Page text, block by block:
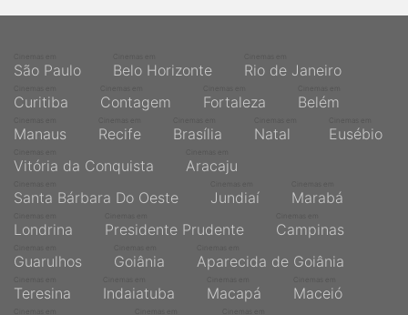
São Paulo Belo Horizonte Rio de Janeiro
Curitiba Contagem Fortaleza Belém
Manaus Recife Brasília Natal Eusébio
Vitória da Conquista Aracaju
Santa Bárbara Do Oeste Jundiaí Marabá
Londrina Presidente Prudente Campinas
Guarulhos Goiânia Aparecida de Goiânia
Teresina Indaiatuba Macapá Maceió